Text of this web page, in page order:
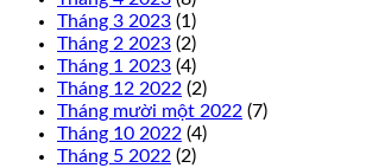
Tháng 3 2023 (1)
Tháng 2 2023 (2)
Tháng 1 2023 (4)
Tháng 12 2022 (2)
Tháng mười một 2022 (7)
Tháng 10 2022 (4)
Tháng 5 2022 (2)